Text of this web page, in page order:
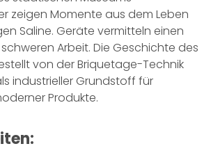
zeigen Momente aus dem Leben
Saline. Geräte vermitteln einen
Arbeit. Die Geschichte des
von der Briquetage-Technik
industrieller Grundstoff für
Produkte.